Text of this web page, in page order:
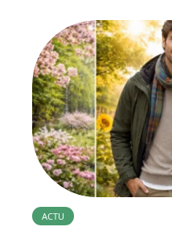
ACTU